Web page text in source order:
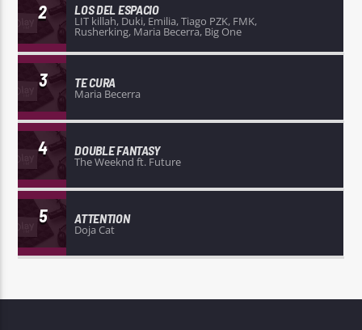
2 LOS DEL ESPACIO
LIT killah, Duki, Emilia, Tiago PZK, FMK,
Rusherking, Maria Becerra, Big One
3 TE CURA
Maria Becerra
4 DOUBLE FANTASY
The Weeknd ft. Future
5 ATTENTION
Doja Cat